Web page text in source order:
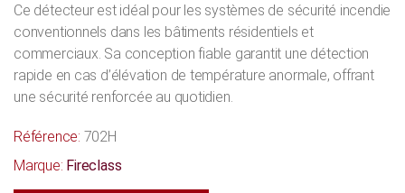
Ce détecteur est idéal pour les systèmes de sécurité incendie
conventionnels dans les bâtiments résidentiels et
commerciaux. Sa conception fiable garantit une détection
rapide en cas d’élévation de température anormale, offrant
une sécurité renforcée au quotidien.
Référence: 702H
Marque: Fireclass